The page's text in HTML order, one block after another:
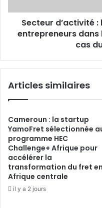
dans
secteur
-
du
Secteur d’activité
entrepreneurs dans
cas
Articles similaires
Cameroun : la startup
YamoFret sélectionnée
programme HEC
Challenge+ Afrique pour
accélérer la
transformation du fret en
Afrique centrale
il y a 2 jours